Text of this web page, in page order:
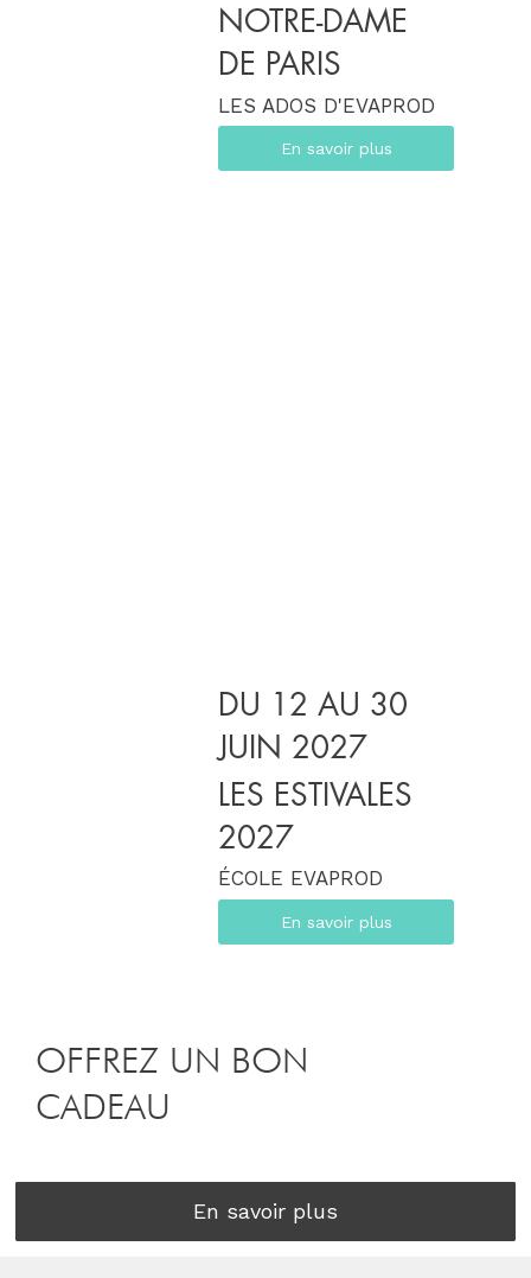
En savoir plus
OFFREZ UN BON
CADEAU
NOTRE-DAME
DE PARIS
LES ADOS D'EVAPROD
En savoir plus
DU 12 AU 30
JUIN 2027
LES ESTIVALES
2027
ÉCOLE EVAPROD
En savoir plus